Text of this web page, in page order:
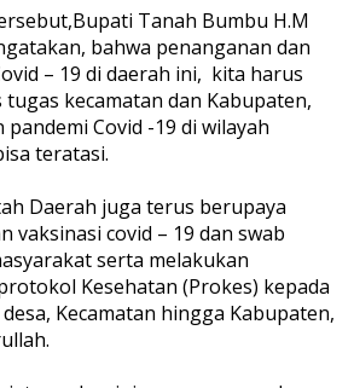
Tanah Bumbu H.M
bahwa penanganan dan
– 19 di daerah ini, kita harus
kecamatan dan Kabupaten,
Covid -19 di wilayah
teratasi.
Daerah juga terus berupaya
vaksinasi covid – 19 dan swab
serta melakukan
Kesehatan (Prokes) kepada
Kecamatan hingga Kabupaten,